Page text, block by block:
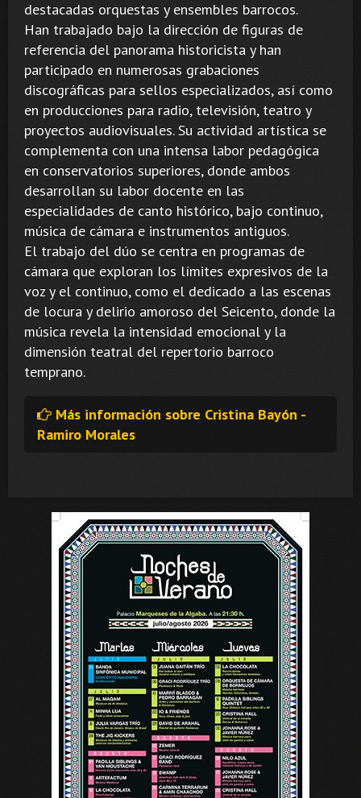
destacadas orquestas y ensembles barrocos.
Han trabajado bajo la dirección de figuras de
referencia del panorama historicista y han
participado en numerosas grabaciones
discográficas para sellos especializados, así como
en producciones para radio, televisión, teatro y
proyectos audiovisuales. Su actividad artística se
complementa con una intensa labor pedagógica
en conservatorios superiores, donde ambos
desarrollan su labor docente en las
especialidades de canto histórico, bajo continuo,
música de cámara e instrumentos antiguos.
El trabajo del dúo se centra en programas de
cámara que exploran los límites expresivos de la
voz y el continuo, como el dedicado a las escenas
de locura y delirio amoroso del Seicento, donde la
música revela la intensidad emocional y la
dimensión teatral del repertorio barroco
temprano.
Más información sobre Cristina Bayón -
Ramiro Morales